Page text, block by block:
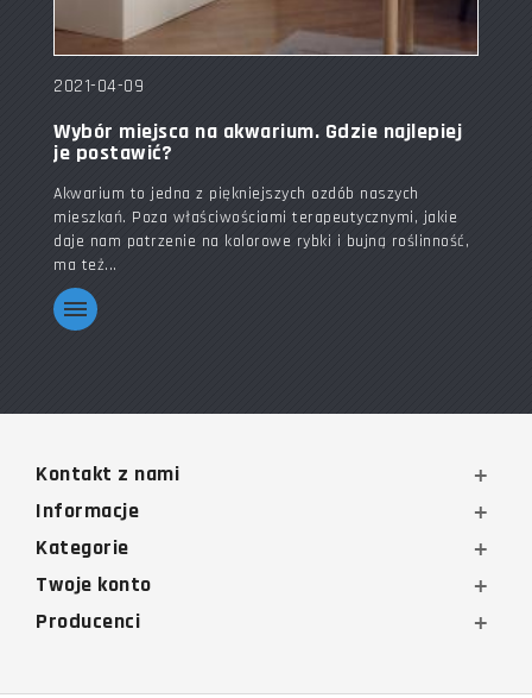
2021-04-09
Wybór miejsca na akwarium. Gdzie najlepiej
je postawić?
Akwarium to jedna z piękniejszych ozdób naszych
mieszkań. Poza właściwościami terapeutycznymi, jakie
daje nam patrzenie na kolorowe rybki i bujną roślinność,
ma też...
Kontakt z nami
Informacje
Kategorie
Twoje konto
Producenci